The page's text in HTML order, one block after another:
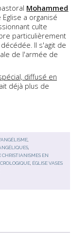
Mohammed
Eglise a organisé
culte
particulièrement
Il s'agit de
de l'armée de
diffusé en
déjà plus de
,
EN
ÉGLISE VASES